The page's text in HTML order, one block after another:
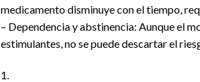
medicamento disminuye con el tiempo,
– Dependencia y abstinencia: Aunque el
estimulantes, no se puede descartar el
1.